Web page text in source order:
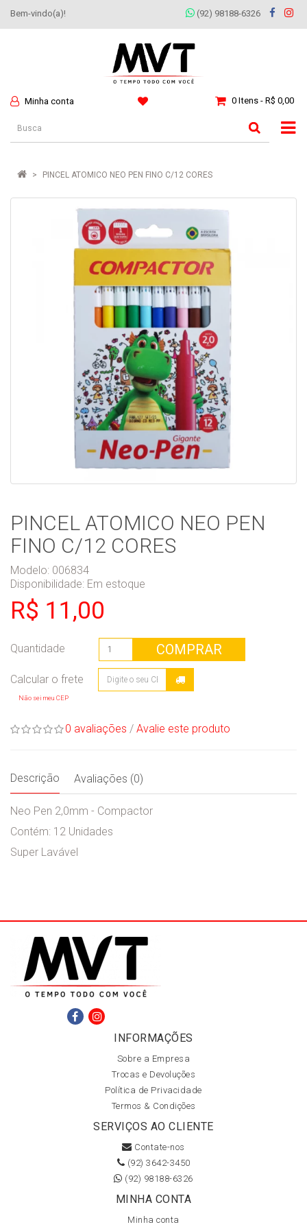
Bem-vindo(a)! (92) 98188-6326
Minha conta 0 Itens - R$ 0,00
PINCEL ATOMICO NEO PEN FINO C/12 CORES
PINCEL ATOMICO NEO PEN
FINO C/12 CORES
Modelo: 006834
Disponibilidade: Em estoque
R$ 11,00
Quantidade COMPRAR
Não sei meu CEP
0 avaliações / Avalie este produto
Descrição Avaliações (0)
Neo Pen 2,0mm - Compactor
Contém: 12 Unidades
Super Lavável
INFORMAÇÕES
Sobre a Empresa
Trocas e Devoluções
Política de Privacidade
Termos & Condições
SERVIÇOS AO CLIENTE
Contate-nos
(92) 3642-3450
(92) 98188-6326
MINHA CONTA
Minha conta